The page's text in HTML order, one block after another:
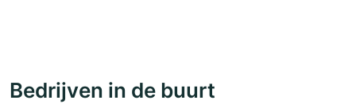
Bedrijven in de buurt